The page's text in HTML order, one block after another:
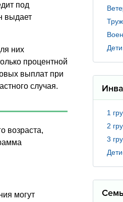
под
выдает
них
процентной
выплат при
случая.
возраста,
могут
1
2
3